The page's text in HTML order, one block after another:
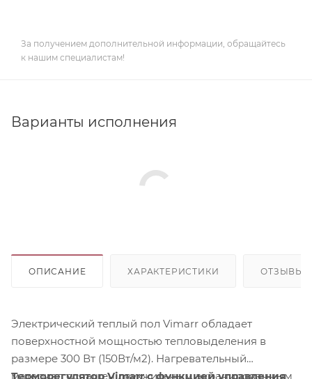
За получением дополнительной информации, обращайтесь
к нашим специалистам!
Варианты исполнения
ОПИСАНИЕ ХАРАКТЕРИСТИКИ ОТЗЫВЫ
Электрический теплый пол Vimarr обладает
поверхностной мощностью тепловыделения в
размере 300 Вт (150Вт/м2). Нагревательный
материал оснащен двухжильным экранированным
Терморегулятор Vimarr с функцией управления